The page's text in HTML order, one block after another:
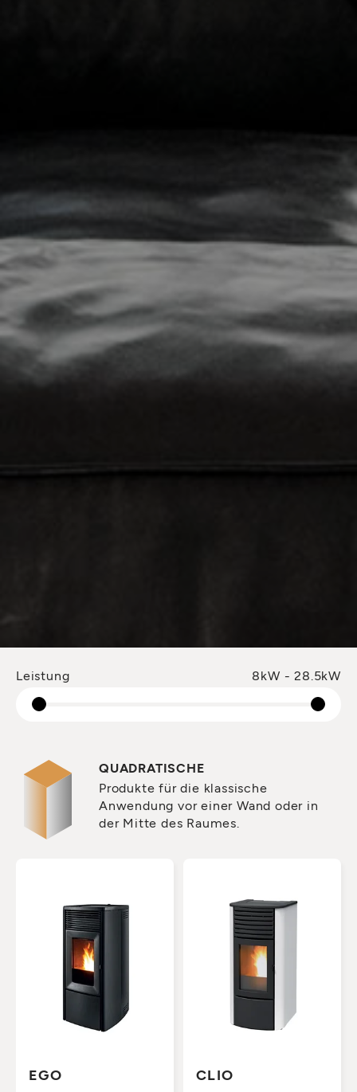
Leistung 8kW - 28.5kW
QUADRATISCHE
Produkte für die klassische
Anwendung vor einer Wand oder in
der Mitte des Raumes.
EGO CLIO